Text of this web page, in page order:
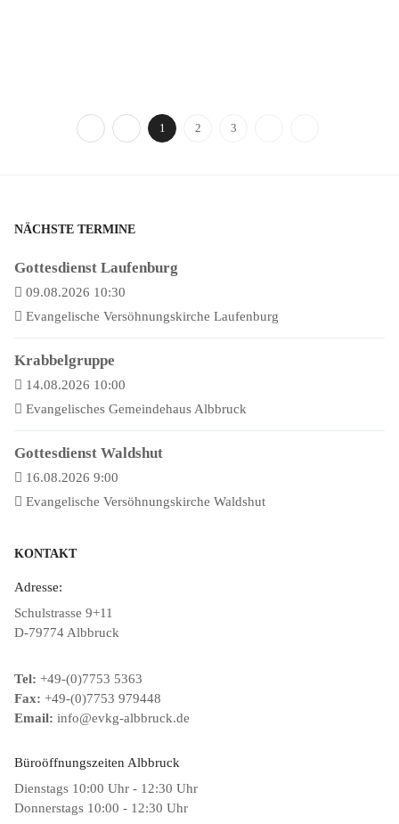
1 2 3
NÄCHSTE TERMINE
Gottesdienst Laufenburg
09.08.2026 10:30
Evangelische Versöhnungskirche Laufenburg
Krabbelgruppe
14.08.2026 10:00
Evangelisches Gemeindehaus Albbruck
Gottesdienst Waldshut
16.08.2026 9:00
Evangelische Versöhnungskirche Waldshut
KONTAKT
Adresse:
Schulstrasse 9+11
D-79774 Albbruck
Tel: +49-(0)7753 5363
Fax: +49-(0)7753 979448
Email: info@evkg-albbruck.de
Büroöffnungszeiten Albbruck
Dienstags 10:00 Uhr - 12:30 Uhr
Donnerstags 10:00 - 12:30 Uhr